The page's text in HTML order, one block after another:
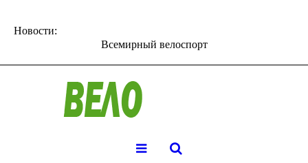
Новости:
Всемирный велоспорт